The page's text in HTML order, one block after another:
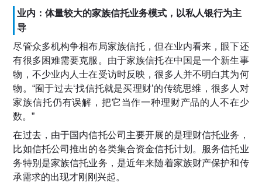
业内：体量较大的家族信托业务模式，以私人银行为主
导
尽管众多机构争相布局家族信托，但在业内看来，眼下还
有很多困难需要克服。由于家族信托在中国是一个新生事
物，不少业内人士在受访时反映，很多人并不明白其为何
物。“囿于过去‘找信托就是买理财’的传统思维，很多人对
家族信托仍有误解，把它当作一种理财产品的人不在少
数。”
在过去，由于国内信托公司主要开展的是理财信托业务，
比如信托公司推出的各类集合资金信托计划。服务信托业
务特别是家族信托业务，是近年来随着家族财产保护和传
承需求的出现才刚刚兴起。